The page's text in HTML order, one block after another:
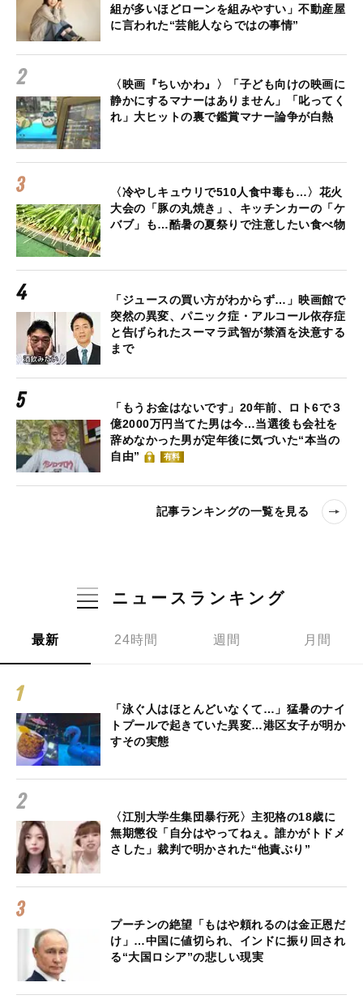
組が多いほどローンを組みやすい」不動産屋
に言われた“芸能人ならではの事情”
〈映画『ちいかわ』〉「子ども向けの映画に
静かにするマナーはありません」「叱ってく
れ」大ヒットの裏で鑑賞マナー論争が白熱
〈冷やしキュウリで510人食中毒も…〉花火
大会の「豚の丸焼き」、キッチンカーの「ケ
バブ」も…酷暑の夏祭りで注意したい食べ物
「ジュースの買い方がわからず…」映画館で
突然の異変、パニック症・アルコール依存症
と告げられたスーマラ武智が禁酒を決意する
まで
「もうお金はないです」20年前、ロト6で３
億2000万円当てた男は今…当選後も会社を
辞めなかった男が定年後に気づいた“本当の
自由”
有料
記事ランキングの一覧を見る
ニュースランキング
最新 24時間 週間 月間
「泳ぐ人はほとんどいなくて…」猛暑のナイ
トプールで起きていた異変…港区女子が明か
すその実態
〈江別大学生集団暴行死〉主犯格の18歳に
無期懲役「自分はやってねぇ。誰かがトドメ
さした」裁判で明かされた“他責ぶり”
プーチンの絶望「もはや頼れるのは金正恩だ
け」…中国に値切られ、インドに振り回され
る“大国ロシア”の悲しい現実